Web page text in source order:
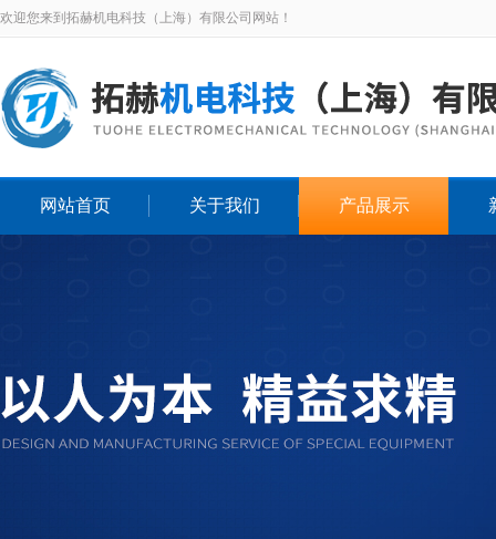
欢迎您来到拓赫机电科技（上海）有限公司网站！
网站首页 关于我们 产品展示